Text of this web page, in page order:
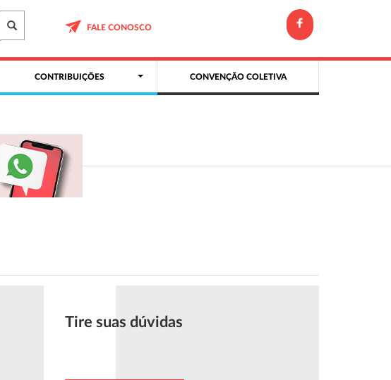
FALE CONOSCO
CONTRIBUIÇÕES CONVENÇÃO COLETIVA
Tire suas dúvidas